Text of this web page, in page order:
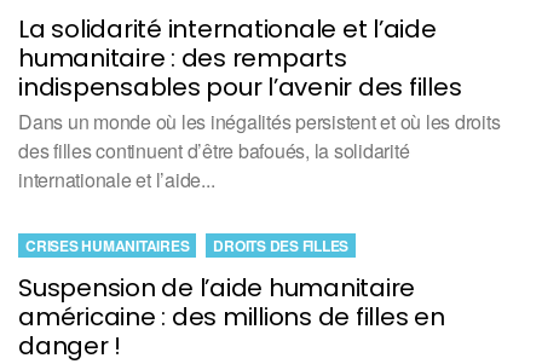
La solidarité internationale et l’aide
humanitaire : des remparts
indispensables pour l’avenir des filles
Dans un monde où les inégalités persistent et où les droits
des filles continuent d’être bafoués, la solidarité
internationale et l’aide...
Suspension de l’aide humanitaire
américaine : des millions de filles en
danger !
CRISES HUMANITAIRES DROITS DES FILLES